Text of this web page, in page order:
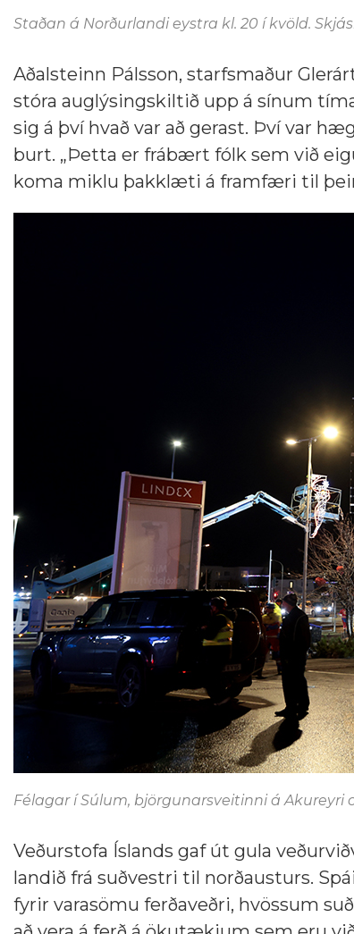
Staðan á Norðurlandi eystra kl. 20 í kvöld.
Aðalsteinn Pálsson, starfsmaður
stóra auglýsingskiltið upp á sínum
sig á því hvað var að gerast. Því var
burt. „Þetta er frábært fólk sem við
koma miklu þakklæti á framfæri til
Félagar í Súlum, björgunarsveitinni á
Veðurstofa Íslands gaf út gula
landið frá suðvestri til norðausturs.
fyrir varasömu ferðaveðri, hvössum